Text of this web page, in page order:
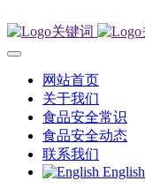
网站首页
关于我们
食品安全常识
食品安全动态
联系我们
English